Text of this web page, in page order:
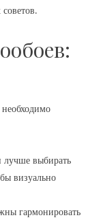
лучше выбирать
визуально
гармонировать